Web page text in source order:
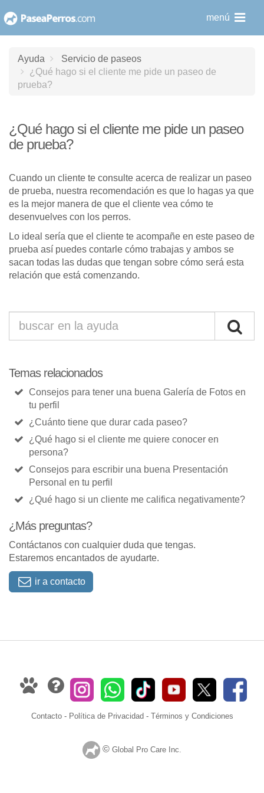
al
menú
Ayuda
Servicio de paseos
¿Qué hago si el cliente me pide un paseo de
prueba?
¿Qué hago si el cliente me pide un paseo
de prueba?
Cuando un cliente te consulte acerca de realizar un paseo
de prueba, nuestra recomendación es que lo hagas ya que
es la mejor manera de que el cliente vea cómo te
desenvuelves con los perros.
Lo ideal sería que el cliente te acompañe en este paseo de
prueba así puedes contarle cómo trabajas y ambos se
sacan todas las dudas que tengan sobre cómo será esta
relación que está comenzando.
Temas relacionados
Consejos para tener una buena Galería de Fotos en
tu perfil
¿Cuánto tiene que durar cada paseo?
¿Qué hago si el cliente me quiere conocer en
persona?
Consejos para escribir una buena Presentación
Personal en tu perfil
¿Qué hago si un cliente me califica negativamente?
¿Más preguntas?
Contáctanos con cualquier duda que tengas.
Estaremos encantados de ayudarte.
ir a contacto
Contacto- Política de Privacidad - Términos y Condiciones
© Global Pro Care Inc.